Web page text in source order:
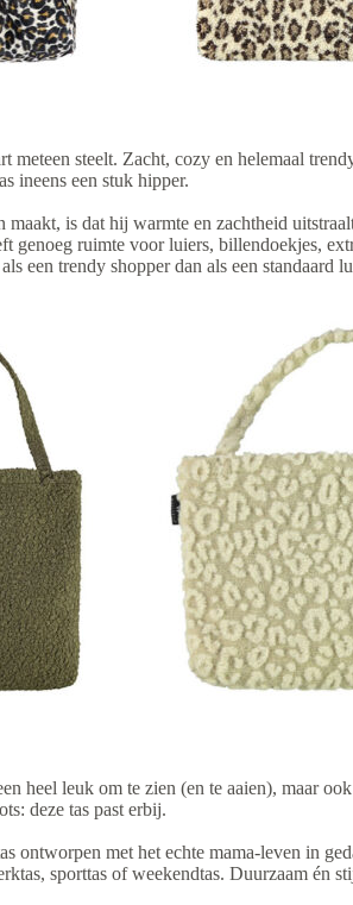
meteen steelt. Zacht, cozy en helemaal
ineens een stuk hipper.
is dat hij warmte en zachtheid
genoeg ruimte voor luiers, billendoekjes,
een trendy shopper dan als een
heel leuk om te zien (en te aaien), maar
deze tas past erbij.
ontworpen met het echte mama-leven in
sporttas of weekendtas. Duurzaam én